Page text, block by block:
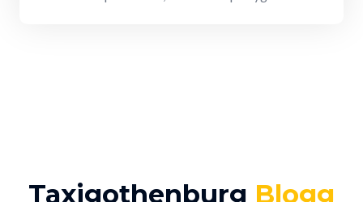
Taxigothenburg Blogg